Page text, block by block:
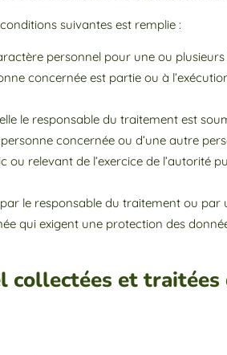
suivantes est remplie :
personnel pour une ou
concernée est partie ou à
le responsable du traitement est
concernée ou d’une autre
ou relevant de l’exercice de l’autorité
le responsable du traitement ou par
qui exigent une protection des
collectées et traitées